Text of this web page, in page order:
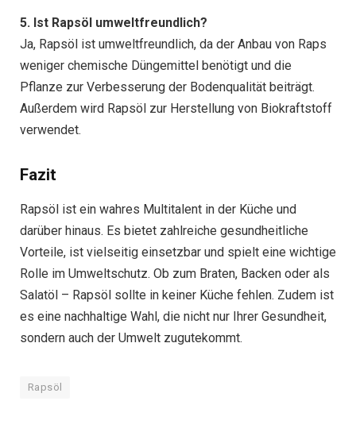
5. Ist Rapsöl umweltfreundlich?
Ja, Rapsöl ist umweltfreundlich, da der Anbau von Raps
weniger chemische Düngemittel benötigt und die
Pflanze zur Verbesserung der Bodenqualität beiträgt.
Außerdem wird Rapsöl zur Herstellung von Biokraftstoff
verwendet.
Fazit
Rapsöl ist ein wahres Multitalent in der Küche und
darüber hinaus. Es bietet zahlreiche gesundheitliche
Vorteile, ist vielseitig einsetzbar und spielt eine wichtige
Rolle im Umweltschutz. Ob zum Braten, Backen oder als
Salatöl – Rapsöl sollte in keiner Küche fehlen. Zudem ist
es eine nachhaltige Wahl, die nicht nur Ihrer Gesundheit,
sondern auch der Umwelt zugutekommt.
Rapsöl